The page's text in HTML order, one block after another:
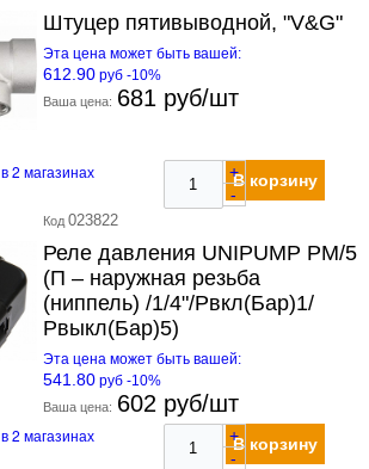
Штуцер пятивыводной, "V&G"
Эта цена может быть вашей:
612.90 руб -10%
Ваша цена: 681 руб/шт
в 2 магазинах
+
-
В корзину
Код 023822
Реле давления UNIPUMP PM/5
(П – наружная резьба
(ниппель) /1/4"/Рвкл(Бар)1/
Рвыкл(Бар)5)
Эта цена может быть вашей:
541.80 руб -10%
Ваша цена: 602 руб/шт
в 2 магазинах
+
-
В корзину